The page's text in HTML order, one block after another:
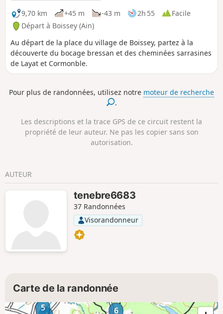
9,70 km
+45 m -43 m 2h 55
Facile
Départ à Boissey (Ain)
Au départ de la place du village de Boissey, partez à la
découverte du bocage bressan et des cheminées sarrasines
de Layat et Cormonble.
Pour plus de randonnées, utilisez notre moteur de recherche
.
Les descriptions et la trace GPS de ce circuit restent la
propriété de leur auteur. Ne pas les copier sans son
autorisation.
AUTEUR
tenebre6683
37 Randonnées
Visorandonneur
Carte de la randonnée
5 6